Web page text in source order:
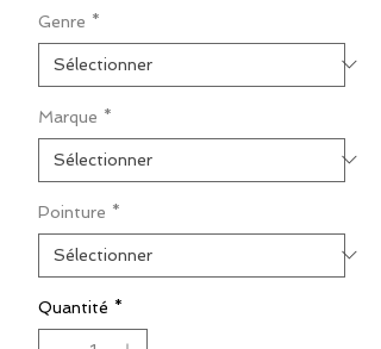
Genre *
Marque *
Pointure *
Quantité *